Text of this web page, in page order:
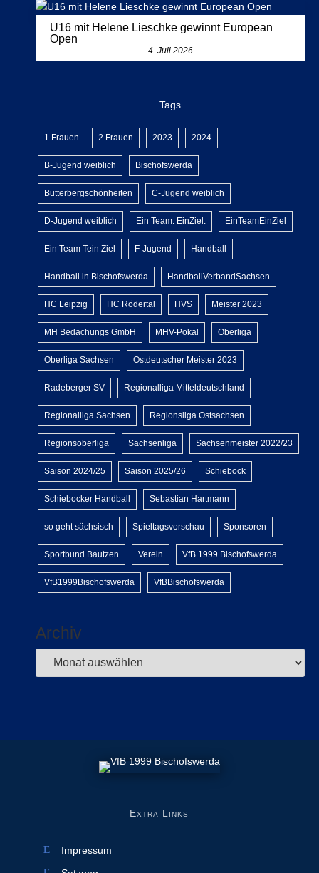
U16 mit Helene Lieschke gewinnt European
Open
4. Juli 2026
Tags
1.Frauen 2.Frauen 2023 2024
B-Jugend weiblich Bischofswerda
Butterbergschönheiten C-Jugend weiblich
D-Jugend weiblich Ein Team. EinZiel. EinTeamEinZiel
Ein Team Tein Ziel F-Jugend Handball
Handball in Bischofswerda HandballVerbandSachsen
HC Leipzig HC Rödertal HVS Meister 2023
MH Bedachungs GmbH MHV-Pokal Oberliga
Oberliga Sachsen Ostdeutscher Meister 2023
Radeberger SV Regionalliga Mitteldeutschland
Regionalliga Sachsen Regionsliga Ostsachsen
Regionsoberliga Sachsenliga Sachsenmeister 2022/23
Saison 2024/25 Saison 2025/26 Schiebock
Schiebocker Handball Sebastian Hartmann
so geht sächsisch Spieltagsvorschau Sponsoren
Sportbund Bautzen Verein VfB 1999 Bischofswerda
VfB1999Bischofswerda VfBBischofswerda
Archiv
Extra Links
Impressum